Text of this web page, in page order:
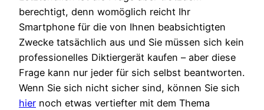
berechtigt, denn womöglich reicht Ihr
Smartphone für die von Ihnen beabsichtigten
Zwecke tatsächlich aus und Sie müssen sich kein
professionelles Diktiergerät kaufen – aber diese
Frage kann nur jeder für sich selbst beantworten.
Wenn Sie sich nicht sicher sind, können Sie sich
hier noch etwas vertiefter mit dem Thema